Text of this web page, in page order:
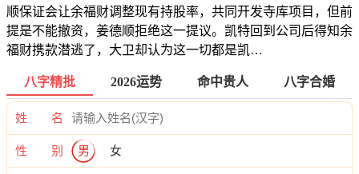
顺保证会让余福财调整现有持股率，共同开发寺库项目，但前
提是不能撤资，姜德顺拒绝这一提议。凯特回到公司后得知余
福财携款潜逃了，大卫却认为这一切都是凯…
八字精批 2026运势 命中贵人 八字合婚
姓 名
性 别 男 女